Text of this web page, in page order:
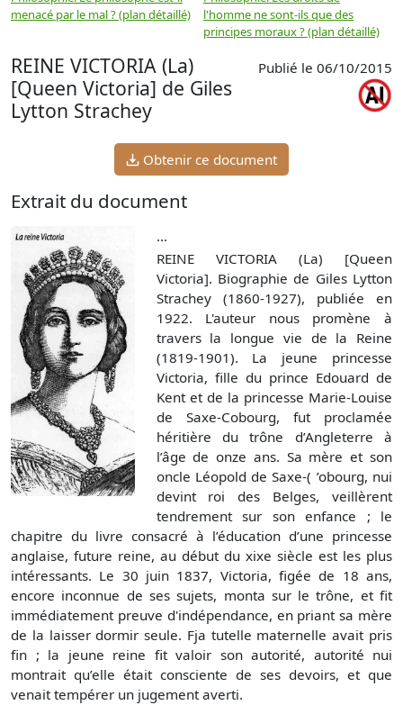
menacé par le mal ? (plan détaillé)
l'homme ne sont-ils que des
principes moraux ? (plan détaillé)
REINE VICTORIA (La)
[Queen Victoria] de Giles
Lytton Strachey
Publié le 06/10/2015
Obtenir ce document
Extrait du document
...
REINE VICTORIA (La) [Queen
Victoria]. Biographie de Giles Lytton
Strachey (1860-1927), publiée en
1922. L'auteur nous promène à
travers la longue vie de la Reine
(1819-1901). La jeune princesse
Victoria, fille du prince Edouard de
Kent et de la princesse Marie-Louise
de Saxe-Cobourg, fut proclamée
héritière du trône d’Angleterre à
l’âge de onze ans. Sa mère et son
oncle Léopold de Saxe-( ’obourg, nui
devint roi des Belges, veillèrent
tendrement sur son enfance ; le
chapitre du livre consacré à l’éducation d’une princesse
anglaise, future reine, au début du xixe siècle est les plus
intéressants. Le 30 juin 1837, Victoria, figée de 18 ans,
encore inconnue de ses sujets, monta sur le trône, et fit
immédiatement preuve d'indépendance, en priant sa mère
de la laisser dormir seule. Fja tutelle maternelle avait pris
fin ; la jeune reine fit valoir son autorité, autorité nui
montrait qu’elle était consciente de ses devoirs, et que
venait tempérer un jugement averti.